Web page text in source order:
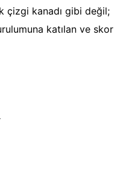
çizgi kanadı gibi değil;
katılan ve skor